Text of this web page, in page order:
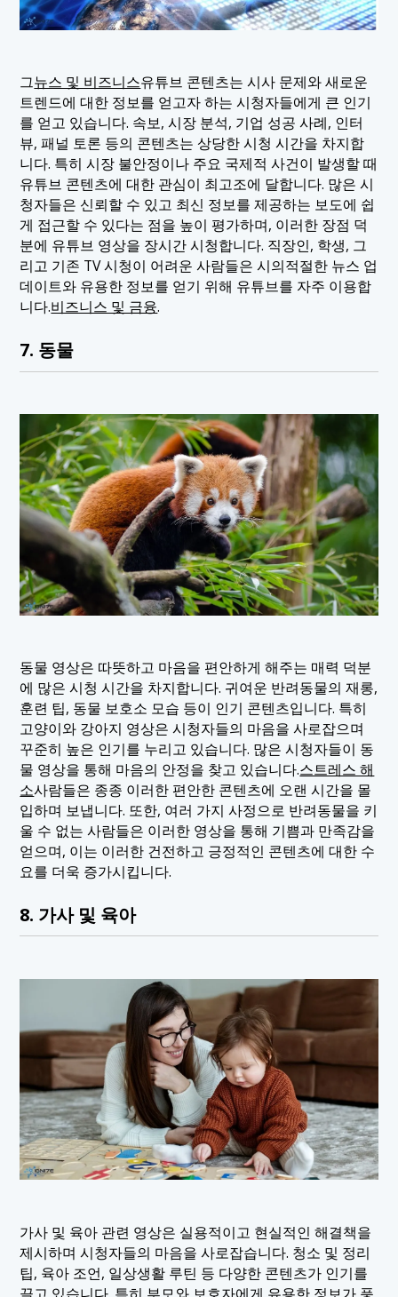
그뉴스 및 비즈니스유튜브 콘텐츠는 시사 문제와 새로운
트렌드에 대한 정보를 얻고자 하는 시청자들에게 큰 인기
를 얻고 있습니다. 속보, 시장 분석, 기업 성공 사례, 인터
뷰, 패널 토론 등의 콘텐츠는 상당한 시청 시간을 차지합
니다. 특히 시장 불안정이나 주요 국제적 사건이 발생할 때
유튜브 콘텐츠에 대한 관심이 최고조에 달합니다. 많은 시
청자들은 신뢰할 수 있고 최신 정보를 제공하는 보도에 쉽
게 접근할 수 있다는 점을 높이 평가하며, 이러한 장점 덕
분에 유튜브 영상을 장시간 시청합니다. 직장인, 학생, 그
리고 기존 TV 시청이 어려운 사람들은 시의적절한 뉴스 업
데이트와 유용한 정보를 얻기 위해 유튜브를 자주 이용합
니다.비즈니스 및 금융.
7. 동물
동물 영상은 따뜻하고 마음을 편안하게 해주는 매력 덕분
에 많은 시청 시간을 차지합니다. 귀여운 반려동물의 재롱,
훈련 팁, 동물 보호소 모습 등이 인기 콘텐츠입니다. 특히
고양이와 강아지 영상은 시청자들의 마음을 사로잡으며
꾸준히 높은 인기를 누리고 있습니다. 많은 시청자들이 동
물 영상을 통해 마음의 안정을 찾고 있습니다.스트레스 해
소사람들은 종종 이러한 편안한 콘텐츠에 오랜 시간을 몰
입하며 보냅니다. 또한, 여러 가지 사정으로 반려동물을 키
울 수 없는 사람들은 이러한 영상을 통해 기쁨과 만족감을
얻으며, 이는 이러한 건전하고 긍정적인 콘텐츠에 대한 수
요를 더욱 증가시킵니다.
8. 가사 및 육아
가사 및 육아 관련 영상은 실용적이고 현실적인 해결책을
제시하며 시청자들의 마음을 사로잡습니다. 청소 및 정리
팁, 육아 조언, 일상생활 루틴 등 다양한 콘텐츠가 인기를
끌고 있습니다. 특히 부모와 보호자에게 유용한 정보가 풍